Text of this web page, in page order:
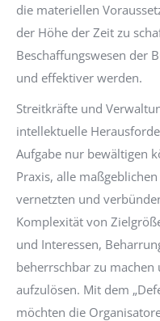
die materiellen
der Höhe der Zeit zu
Beschaffungswesen der
und effektiver werden.
Streitkräfte und
intellektuelle
Aufgabe nur bewältigen
Praxis, alle
vernetzten und
Komplexität von
und Interessen,
beherrschbar zu
aufzulösen. Mit dem
möchten die